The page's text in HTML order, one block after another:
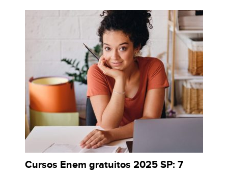
Cursos Enem gratuitos 2025 SP: 7